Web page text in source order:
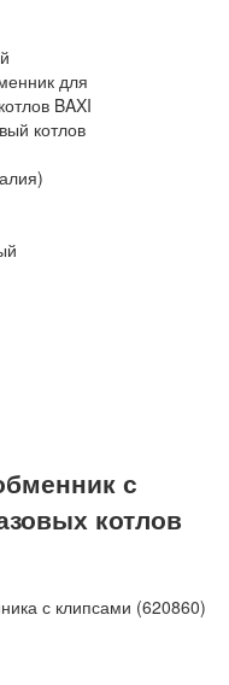
для
BAXI
котлов
с
котлов
с клипсами (620860)